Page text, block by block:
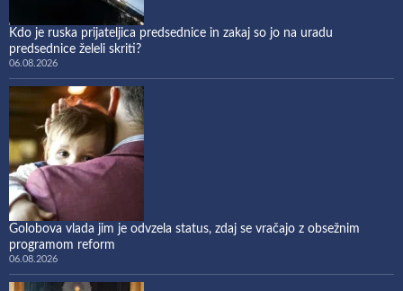
Kdo je ruska prijateljica predsednice in zakaj so jo na uradu
predsednice želeli skriti?
06.08.2026
Golobova vlada jim je odvzela status, zdaj se vračajo z obsežnim
programom reform
06.08.2026